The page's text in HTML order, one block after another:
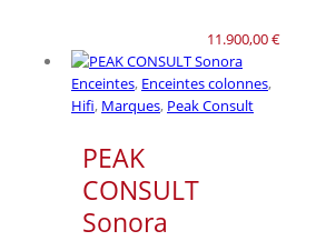
11.900,00€
Enceintes, Enceintes colonnes,
Hifi, Marques, Peak Consult
PEAK
CONSULT
Sonora